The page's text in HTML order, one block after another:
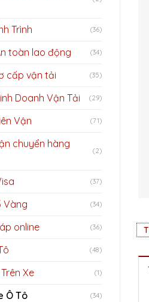
Trình (36)
toàn lao động (34)
cấp vận tải (35)
Doanh Vận Tải (29)
Vận (71)
chuyển hàng
(2)
(37)
Vàng (34)
online (36)
(48)
Xe (1)
Ô Tô (34)